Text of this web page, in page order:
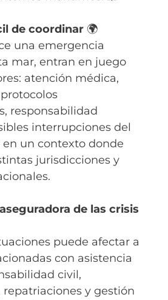
de coordinar 🌍
una emergencia
mar, entran en juego
atención médica,
responsabilidad
interrupciones del
en un contexto donde
jurisdicciones y
de las crisis
puede afectar a
con asistencia
civil,
repatriaciones y gestión